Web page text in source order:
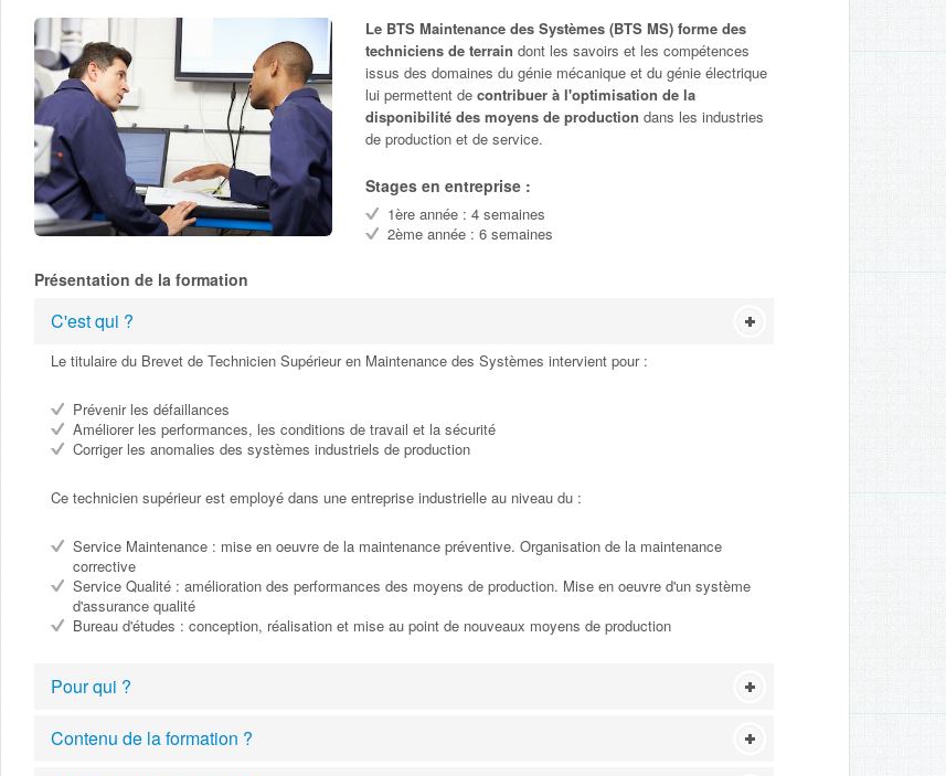
Le BTS Maintenance des Systèmes (BTS MS) forme des
techniciens de terrain dont les savoirs et les compétences
issus des domaines du génie mécanique et du génie électrique
lui permettent de contribuer à l'optimisation de la
disponibilité des moyens de production dans les industries
de production et de service.
Stages en entreprise :
1ère année : 4 semaines
2ème année : 6 semaines
Présentation de la formation
C'est qui ?
Le titulaire du Brevet de Technicien Supérieur en Maintenance des Systèmes intervient pour :
Prévenir les défaillances
Améliorer les performances, les conditions de travail et la sécurité
Corriger les anomalies des systèmes industriels de production
Ce technicien supérieur est employé dans une entreprise industrielle au niveau du :
Service Maintenance : mise en oeuvre de la maintenance préventive. Organisation de la maintenance
corrective
Service Qualité : amélioration des performances des moyens de production. Mise en oeuvre d'un système
d'assurance qualité
Bureau d'études : conception, réalisation et mise au point de nouveaux moyens de production
Pour qui ?
Contenu de la formation ?